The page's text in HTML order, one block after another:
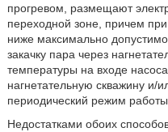
прогревом, размещают
переходной зоне, причем
ниже максимально
закачку пара через
температуры на входе
нагнетательную скважину и/
периодический режим работы.
Недостатками обоих